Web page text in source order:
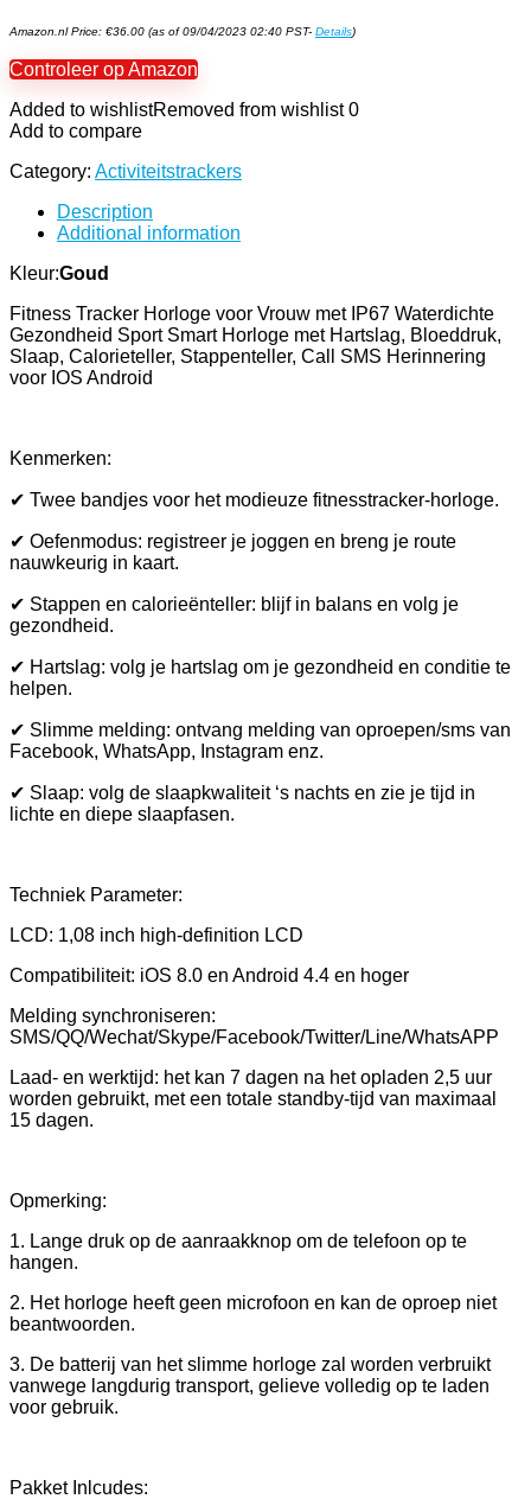
Amazon.nl Price: €36.00 (as of 09/04/2023 02:40 PST- Details)
Controleer op Amazon
Added to wishlistRemoved from wishlist 0
Add to compare
Category: Activiteitstrackers
Description
Additional information
Kleur:Goud
Fitness Tracker Horloge voor Vrouw met IP67 Waterdichte
Gezondheid Sport Smart Horloge met Hartslag, Bloeddruk,
Slaap, Calorieteller, Stappenteller, Call SMS Herinnering
voor IOS Android
Kenmerken:
✔ Twee bandjes voor het modieuze fitnesstracker-horloge.
✔ Oefenmodus: registreer je joggen en breng je route
nauwkeurig in kaart.
✔ Stappen en calorieënteller: blijf in balans en volg je
gezondheid.
✔ Hartslag: volg je hartslag om je gezondheid en conditie te
helpen.
✔ Slimme melding: ontvang melding van oproepen/sms van
Facebook, WhatsApp, Instagram enz.
✔ Slaap: volg de slaapkwaliteit ‘s nachts en zie je tijd in
lichte en diepe slaapfasen.
Techniek Parameter:
LCD: 1,08 inch high-definition LCD
Compatibiliteit: iOS 8.0 en Android 4.4 en hoger
Melding synchroniseren:
SMS/QQ/Wechat/Skype/Facebook/Twitter/Line/WhatsAPP
Laad- en werktijd: het kan 7 dagen na het opladen 2,5 uur
worden gebruikt, met een totale standby-tijd van maximaal
15 dagen.
Opmerking:
1. Lange druk op de aanraakknop om de telefoon op te
hangen.
2. Het horloge heeft geen microfoon en kan de oproep niet
beantwoorden.
3. De batterij van het slimme horloge zal worden verbruikt
vanwege langdurig transport, gelieve volledig op te laden
voor gebruik.
Pakket Inlcudes: